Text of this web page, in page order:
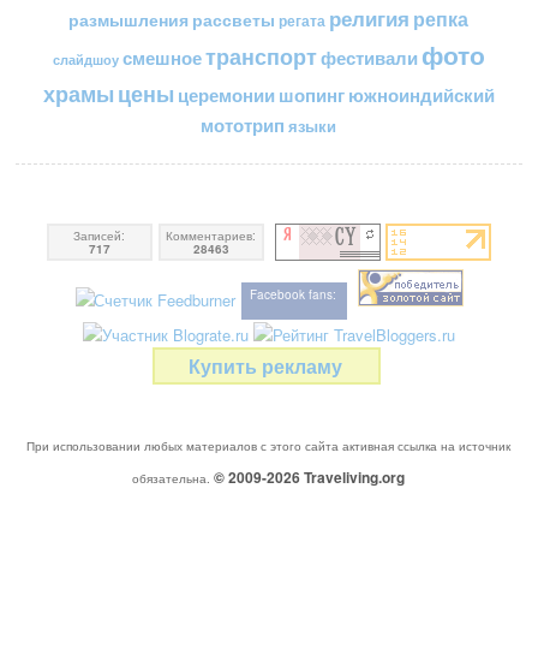
размышления рассветы регата религия репка
слайдшоу смешноетранспортфестивали фото
храмы цены церемонии шопингюжноиндийский
мототрип языки
Записей:
717
Комментариев:
28463
Facebook fans:
Купить рекламу
При использовании любых материалов с этого сайта активная ссылка на источник
обязательна. © 2009-2026Traveliving.org